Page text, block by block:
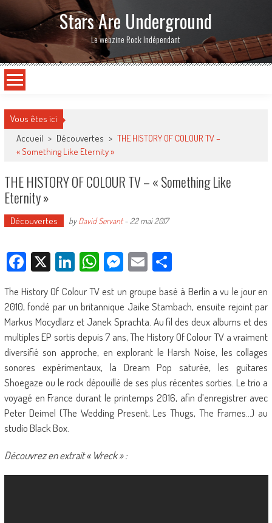
Stars Are Underground
Le webzine Rock Indépendant
Vous êtes ici
Accueil > Découvertes > THE HISTORY OF COLOUR TV –
« Something Like Eternity »
THE HISTORY OF COLOUR TV – « Something Like
Eternity »
Découvertes byDavid Servant- 22 mai 2017
Facebook
X LinkedIn
WhatsApp
Messenger
EmailPartager
The History Of Colour TV est un groupe basé à Berlin a vu le jour en
2010, fondé par un britannique Jaike Stambach, ensuite rejoint par
Markus Mocydlarz et Janek Sprachta. Au fil des deux albums et des
multiples EP sortis depuis 7 ans, The History Of Colour TV a vraiment
diversifié son approche, en explorant le Harsh Noise, les collages
sonores expérimentaux, la Dream Pop saturée, les guitares
Shoegaze ou le rock dépouillé de ses plus récentes sorties. Le trio a
voyagé en France durant le printemps 2016, afin d’enregistrer avec
Peter Deimel (The Wedding Present, Les Thugs, The Frames…) au
studio Black Box.
Découvrez en extrait « Wreck » :